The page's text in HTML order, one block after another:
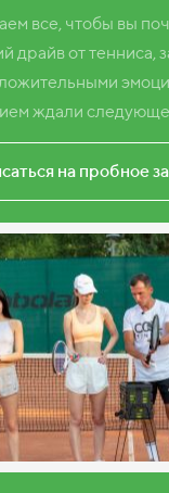
все, чтобы вы
драйв от тенниса,
ждали
на пробное